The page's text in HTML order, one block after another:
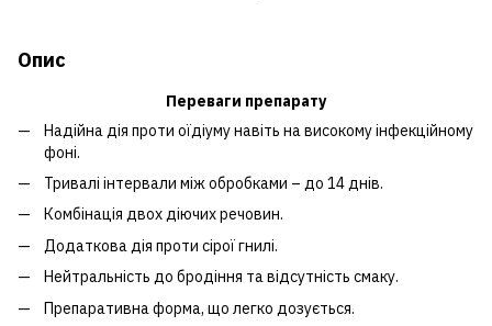
Опис
Переваги препарату
Надiйна дiя проти оїдiуму навiть на високому iнфекцiйному
фонi.
Тривалi iнтервали мiж обробками – до 14 днiв.
Комбiнацiя двох дiючих речовин.
Додаткова дiя проти сiрої гнилi.
Нейтральнiсть до бродiння та вiдсутнiсть смаку.
Препаративна форма, що легко дозується.